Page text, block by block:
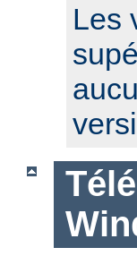
Les